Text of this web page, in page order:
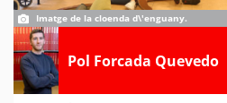
Imatge de la cloenda d\'enguany.
Pol Forcada Quevedo